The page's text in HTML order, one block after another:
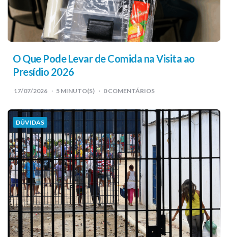
O Que Pode Levar de Comida na Visita ao
Presídio 2026
17/07/2026 5 MINUTO(S) 0 COMENTÁRIOS
DÚVIDAS